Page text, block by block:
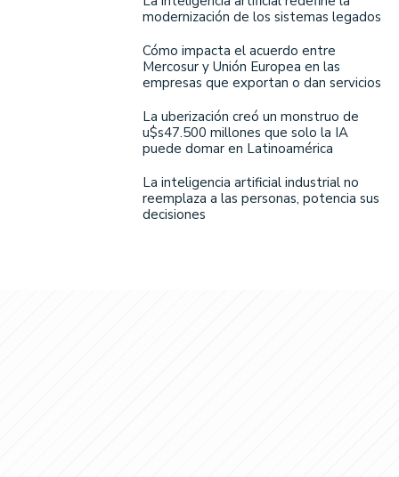
modernización de los sistemas legados
Cómo impacta el acuerdo entre
Mercosur y Unión Europea en las
empresas que exportan o dan servicios
La uberización creó un monstruo de
u$s47.500 millones que solo la IA
puede domar en Latinoamérica
La inteligencia artificial industrial no
reemplaza a las personas, potencia sus
decisiones